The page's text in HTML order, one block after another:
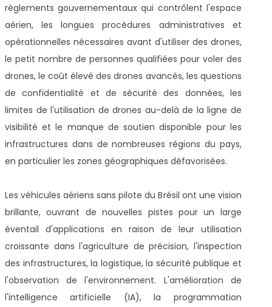
règlements gouvernementaux qui contrôlent l'espace
aérien, les longues procédures administratives et
opérationnelles nécessaires avant d'utiliser des drones,
le petit nombre de personnes qualifiées pour voler des
drones, le coût élevé des drones avancés, les questions
de confidentialité et de sécurité des données, les
limites de l'utilisation de drones au-delà de la ligne de
visibilité et le manque de soutien disponible pour les
infrastructures dans de nombreuses régions du pays,
en particulier les zones géographiques défavorisées.
Les véhicules aériens sans pilote du Brésil ont une vision
brillante, ouvrant de nouvelles pistes pour un large
éventail d'applications en raison de leur utilisation
croissante dans l'agriculture de précision, l'inspection
des infrastructures, la logistique, la sécurité publique et
l'observation de l'environnement. L'amélioration de
l'intelligence artificielle (IA), la programmation